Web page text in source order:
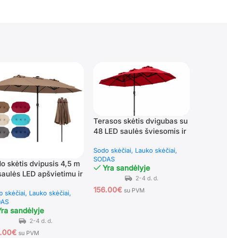
skėtis dvipusis 4,5 m
LED apšvietimu ir
skėčiai Lauko skėčiai
sandėlyje
€ su PVM
Terasos skėtis dvigubas su
48 LED saulės šviesomis ir
Sodo skėčiai Lauko skėčiai
SODAS
Yra sandėlyje
156.00€ su PVM